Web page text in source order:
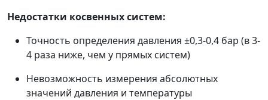
Недостатки косвенных систем:
Точность определения давления ±0,3-0,4 бар (в 3-
4 раза ниже, чем у прямых систем)
Невозможность измерения абсолютных
значений давления и температуры